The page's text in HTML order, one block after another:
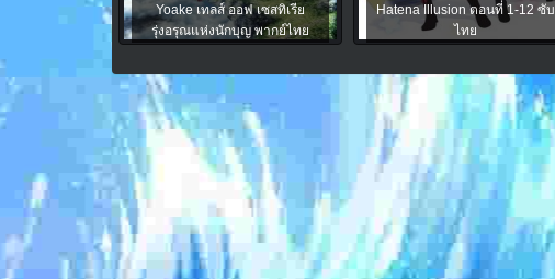
Yoake เทลส์ ออฟ เซสทิเรีย
รุ่งอรุณแห่งนักบุญ พากย์ไทย
Hatena Illusion ตอนที่ 1-12 ซับ
ไทย